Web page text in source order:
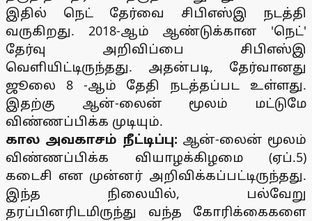
இதில் நெட் தேர்வை சிபிஎஸ்இ நடத்தி
வருகிறது. 2018-ஆம் ஆண்டுக்கான 'நெட்'
தேர்வு அறிவிப்பை சிபிஎஸ்இ
வெளியிட்டிருந்தது. அதன்படி, தேர்வானது
ஜூலை 8 -ஆம் தேதி நடத்தப்பட உள்ளது.
இதற்கு ஆன்-லைன் மூலம் மட்டுமே
விண்ணப்பிக்க முடியும்.
கால அவகாசம் நீட்டிப்பு: ஆன்-லைன் மூலம்
விண்ணப்பிக்க வியாழக்கிழமை (ஏப்.5)
கடைசி என முன்னர் அறிவிக்கப்பட்டிருந்தது.
இந்த நிலையில், பல்வேறு
தரப்பினரிடமிருந்து வந்த கோரிக்கைகளை